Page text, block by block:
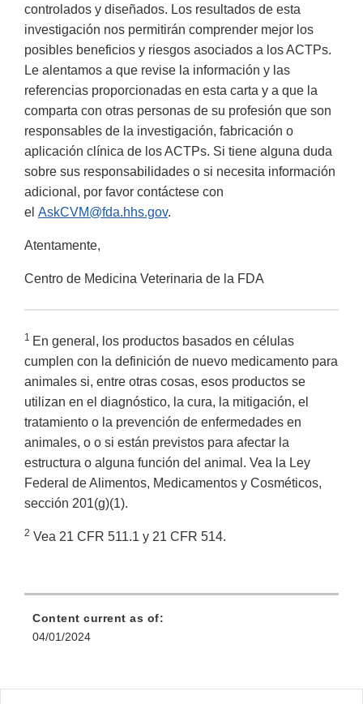
controlados y diseñados. Los resultados de esta
investigación nos permitirán comprender mejor los
posibles beneficios y riesgos asociados a los ACTPs.
Le alentamos a que revise la información y las
referencias proporcionadas en esta carta y a que la
comparta con otras personas de su profesión que son
responsables de la investigación, fabricación o
aplicación clínica de los ACTPs. Si tiene alguna duda
sobre sus responsabilidades o si necesita información
adicional, por favor contáctese con
el AskCVM@fda.hhs.gov.
Atentamente,
Centro de Medicina Veterinaria de la FDA
1 En general, los productos basados en células
cumplen con la definición de nuevo medicamento para
animales si, entre otras cosas, esos productos se
utilizan en el diagnóstico, la cura, la mitigación, el
tratamiento o la prevención de enfermedades en
animales, o o si están previstos para afectar la
estructura o alguna función del animal. Vea la Ley
Federal de Alimentos, Medicamentos y Cosméticos,
sección 201(g)(1).
2 Vea 21 CFR 511.1 y 21 CFR 514.
Content current as of:
04/01/2024